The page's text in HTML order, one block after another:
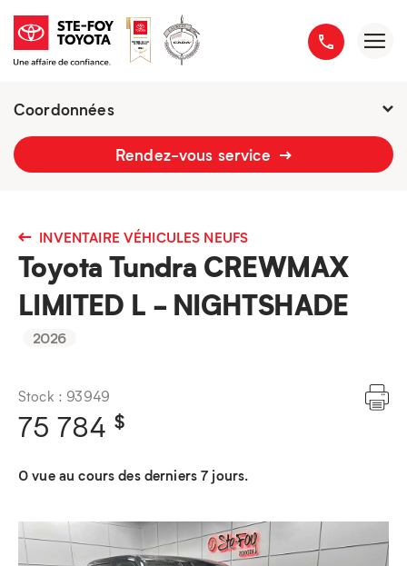
Coordonnées
2777 boulevard du Versant-Nord
Rendez-vous service
INVENTAIRE VÉHICULES NEUFS
Toyota Tundra CREWMAX
LIMITED L - NIGHTSHADE
2026
Stock : 93949
75 784 $
0 vue au cours des derniers 7 jours.